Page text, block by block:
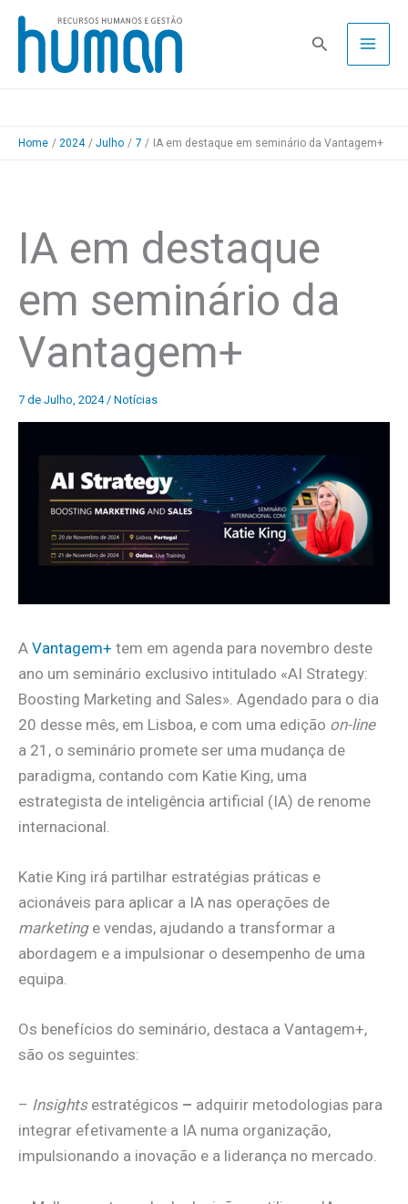
Skip
content
Pesquisa
Home 2024 Julho 7 IA em destaque em seminário da Vantagem+
IA em destaque
em seminário da
Vantagem+
7 de Julho, 2024 / Notícias
A Vantagem+ tem em agenda para novembro deste
ano um seminário exclusivo intitulado «AI Strategy:
Boosting Marketing and Sales». Agendado para o dia
20 desse mês, em Lisboa, e com uma edição on-line
a 21, o seminário promete ser uma mudança de
paradigma, contando com Katie King, uma
estrategista de inteligência artificial (IA) de renome
internacional.
Katie King irá partilhar estratégias práticas e
acionáveis para aplicar a IA nas operações de
marketing e vendas, ajudando a transformar a
abordagem e a impulsionar o desempenho de uma
equipa.
Os benefícios do seminário, destaca a Vantagem+,
são os seguintes:
– Insightsestratégicos – adquirir metodologias para
integrar efetivamente a IA numa organização,
impulsionando a inovação e a liderança no mercado.